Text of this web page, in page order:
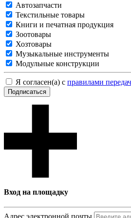
Автозапчасти
Текстильные товары
Книги и печатная продукция
Зоотовары
Хозтовары
Музыкальные инструменты
Модульные конструкции
Я согласен(а) с правилами
Подписаться
Вход на площадку
Адрес электронной почты